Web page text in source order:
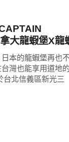
大龍蝦堡X龍
就能享受熱騰
本的龍蝦堡再也
灣也能享用道地
台北信義區新光三